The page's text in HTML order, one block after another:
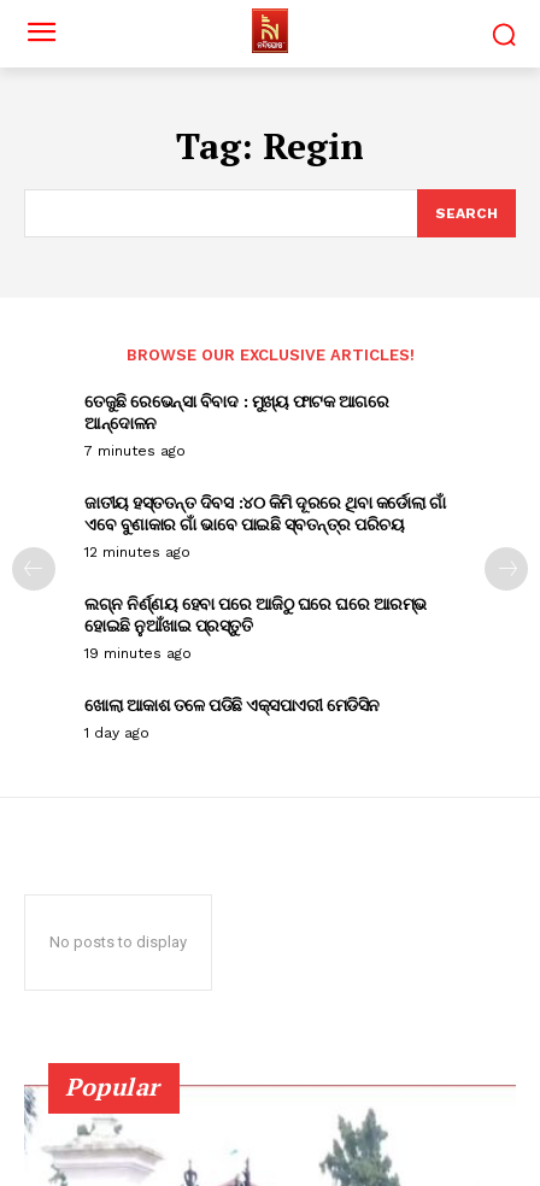
Tag: Regin
SEARCH
BROWSE OUR EXCLUSIVE ARTICLES!
ତେଜୁଛି ରେଭେନ୍ସା ବିବାଦ : ମୁଖ୍ୟ ଫାଟକ ଆଗରେ
ଆନ୍ଦୋଳନ
7 minutes ago
ଜାତୀୟ ହସ୍ତତନ୍ତ ଦିବସ :୪୦ କିମି ଦୂରରେ ଥିବା କର୍ଡୋଲା ଗାଁ
ଏବେ ବୁଣାକାର ଗାଁ ଭାବେ ପାଇଛି ସ୍ବତନ୍ତ୍ର ପରିଚୟ
12 minutes ago
ଲଗ୍ନ ନିର୍ଣ୍ଣୟ ହେବା ପରେ ଆଜିଠୁ ଘରେ ଘରେ ଆରମ୍ଭ
ହୋଇଛି ନୁଆଁଖାଇ ପ୍ରସ୍ତୁତି
19 minutes ago
ଖୋଲା ଆକାଶ ତଳେ ପଡିଛି ଏକ୍ସପାଏରୀ ମେଡିସିନ
1 day ago
No posts to display
Popular